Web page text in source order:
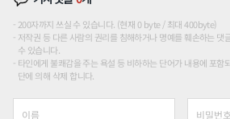
200자까지 쓰실 수 있습니다. (현재 0 byte / 최대 400byte)
저작권 등 다른 사람의 권리를 침해하거나 명예를 훼손하는 댓
수 있습니다.
타인에게 불쾌감을 주는 욕설 등 비하하는 단어가 내용에 포함
단에 의해 삭제 합니다.